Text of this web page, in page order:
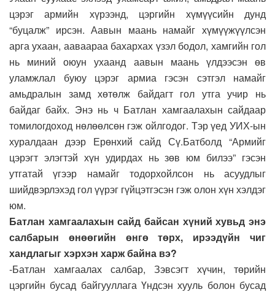
цэрэг армийн хүрээнд, цэргийн хүмүүсийн дунд
“буцалж” ирсэн. Аавын маань намайг хүмүүжүүлсэн
арга ухаан, ааваараа бахархах үзэл бодол, хамгийн гол
нь миний оюун ухаанд аавын маань үлдээсэн өв
уламжлал буюу цэрэг армиа гэсэн сэтгэл намайг
амьдралын замд хөтөлж байдагт гол утга учир нь
байдаг байх. Энэ нь ч Батлан хамгаалахын сайдаар
томилогдоход нөлөөлсөн гэж ойлгодог. Тэр үед УИХ-ын
хуралдаан дээр Ерөнхий сайд Сү.Батболд “Армийг
цэрэгт элэгтэй хүн удирдах нь зөв юм билээ” гэсэн
утгатай үгээр намайг тодорхойлсон нь асуудлыг
шийдвэрлэхэд гол үүрэг гүйцэтгэсэн гэж олон хүн хэлдэг
юм.
Батлан хамгаалахын сайд байсан хүний хувьд энэ
салбарын өнөөгийн өнгө төрх, ирээдүйн чиг
хандлагыг хэрхэн харж байна вэ?
-Батлан хамгаалах салбар, Зэвсэгт хүчин, төрийн
цэргийн бусад байгууллага Үндсэн хууль болон бусад